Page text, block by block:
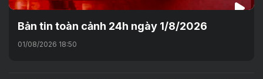
Bản tin toàn cảnh 24h ngày 1/8/2026
01/08/2026 18:50